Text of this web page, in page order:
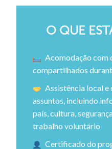
O QUE
Acomodação com
compartilhados
Assistência local
assuntos, incluindo
país, cultura,
trabalho voluntário
Certificado do